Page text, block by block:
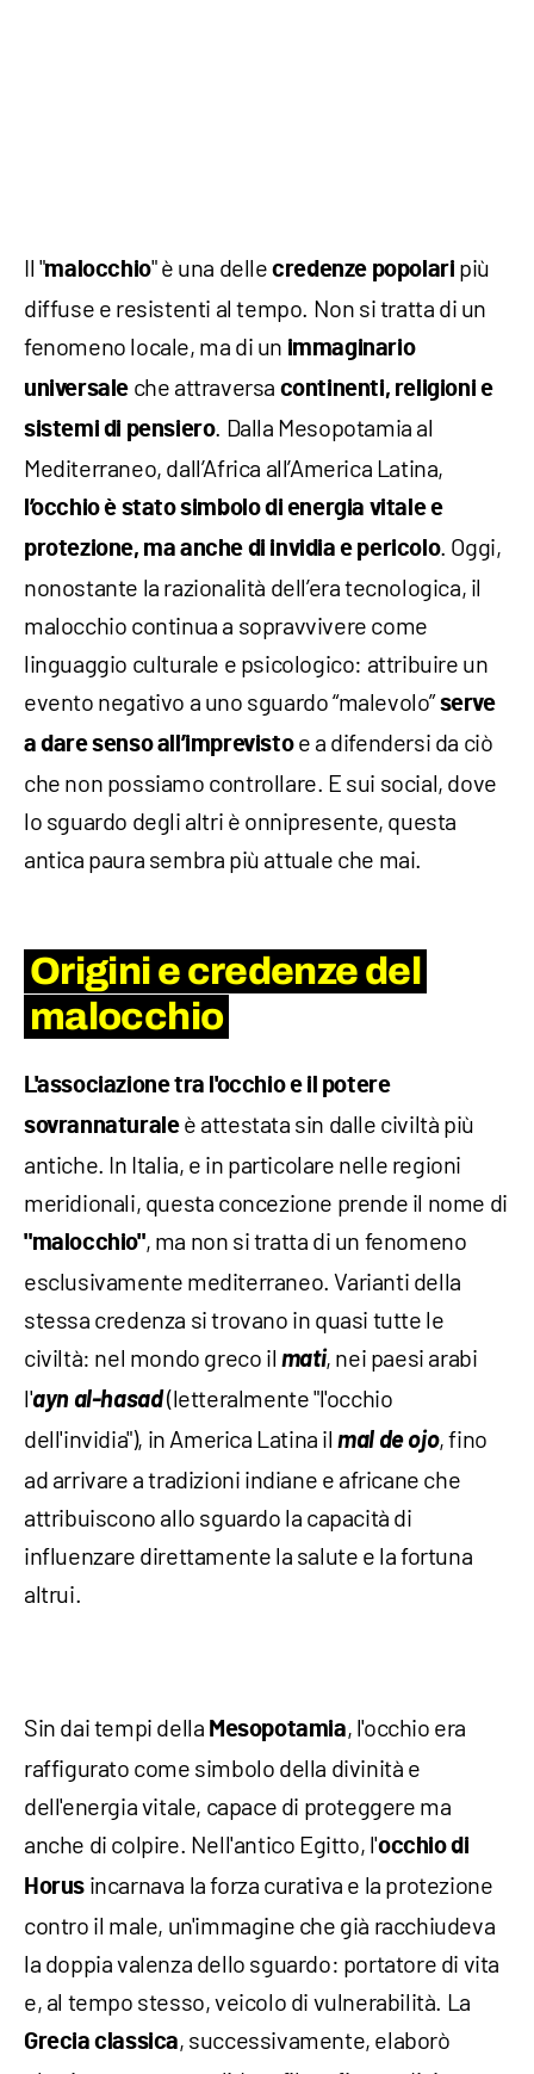
Il "malocchio" è una dellecredenze popolari più
diffuse e resistenti al tempo. Non si tratta di un
fenomeno locale, ma di un immaginario
universale che attraversa continenti, religioni e
sistemi di pensiero. Dalla Mesopotamia al
Mediterraneo, dall’Africa all’America Latina,
l’occhio è stato simbolo di energia vitale e
protezione, ma anche di invidia e pericolo. Oggi,
nonostante la razionalità dell’era tecnologica, il
malocchio continua a sopravvivere come
linguaggio culturale e psicologico: attribuire un
evento negativo a uno sguardo “malevolo”serve
a dare senso all’imprevistoe a difendersi da ciò
che non possiamo controllare. E sui social, dove
lo sguardo degli altri è onnipresente, questa
antica paura sembra più attuale che mai.
Origini e credenze del
malocchio
L'associazione tra l'occhio e il potere
sovrannaturaleè attestata sin dalle civiltà più
antiche. In Italia, e in particolare nelle regioni
meridionali, questa concezione prende il nome di
"malocchio", ma non si tratta di un fenomeno
esclusivamente mediterraneo. Varianti della
stessa credenza si trovano in quasi tutte le
civiltà: nel mondo greco il mati, nei paesi arabi
l'ayn al-hasad(letteralmente "l'occhio
dell'invidia"), in America Latina ilmal de ojo, fino
ad arrivare a tradizioni indiane e africane che
attribuiscono allo sguardo la capacità di
influenzare direttamente la salute e la fortuna
altrui.
Sin dai tempi della Mesopotamia, l'occhio era
raffigurato come simbolo della divinità e
dell'energia vitale, capace di proteggere ma
anche di colpire. Nell'antico Egitto, l'occhio di
Horus incarnava la forza curativa e la protezione
contro il male, un'immagine che già racchiudeva
la doppia valenza dello sguardo: portatore di vita
e, al tempo stesso, veicolo di vulnerabilità. La
Grecia classica, successivamente, elaborò